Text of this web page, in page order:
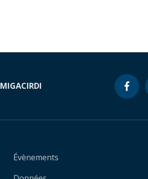
MIGACIRDI
Évènements